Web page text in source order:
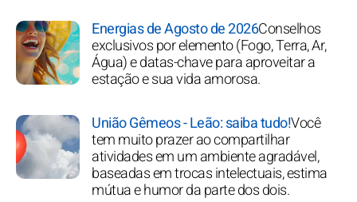
Energias de Agosto de 2026Conselhos
exclusivos por elemento (Fogo, Terra, Ar,
Água) e datas-chave para aproveitar a
estação e sua vida amorosa.
União Gêmeos - Leão: saiba tudo!Você
tem muito prazer ao compartilhar
atividades em um ambiente agradável,
baseadas em trocas intelectuais, estima
mútua e humor da parte dos dois.